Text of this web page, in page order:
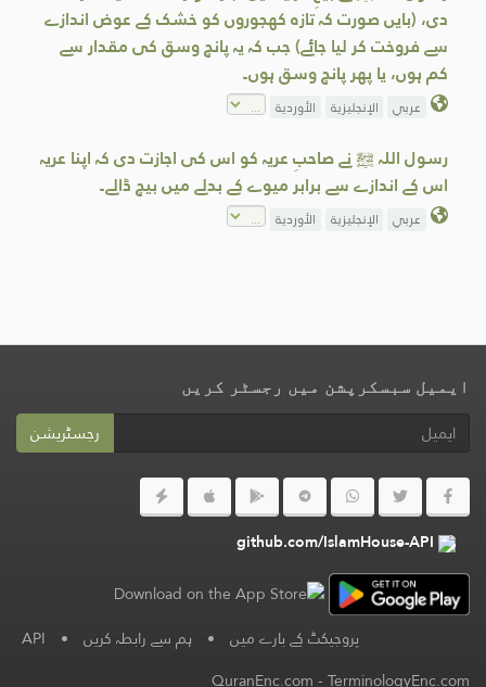
دی، (بایں صورت کہ تازہ کھجوروں کو خشک کے عوض اندازے
سے فروخت کر لیا جائے) جب کہ یہ پانچ وسق کی مقدار سے
کم ہوں، یا پھر پانچ وسق ہوں۔
عربي الإنجليزية الأوردية
رسول اللہ ﷺ نے صاحبِ عریہ کو اس کی اجازت دی کہ اپنا عریہ
اس کے اندازے سے برابر میوے کے بدلے میں بیچ ڈالے۔
عربي الإنجليزية الأوردية
ایمیل سبسکرپشن میں رجسٹر کریں
رجسٹریشن
github.com/IslamHouse-API
پروجیکٹ کے بارے میں • ہم سے رابطہ کریں •
API
QuranEnc.com-TerminologyEnc.com